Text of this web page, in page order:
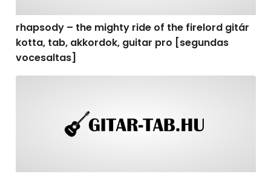
rhapsody – the mighty ride of the firelord gitár
kotta, tab, akkordok, guitar pro [segundas
vocesaltas]